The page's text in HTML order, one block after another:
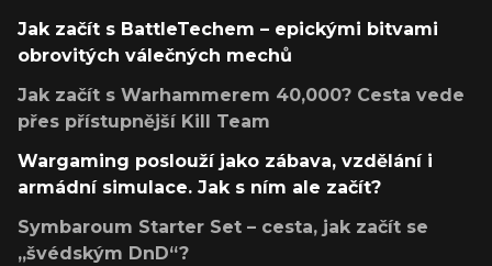
Jak začít s BattleTechem – epickými bitvami
obrovitých válečných mechů
Jak začít s Warhammerem 40,000? Cesta vede
přes přístupnější Kill Team
Wargaming poslouží jako zábava, vzdělání i
armádní simulace. Jak s ním ale začít?
Symbaroum Starter Set – cesta, jak začít se
„švédským DnD“?